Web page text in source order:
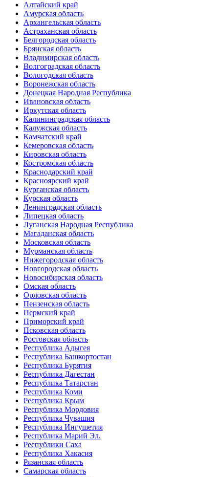
Алтайский край
Амурская область
Архангельская область
Астраханская область
Белгородская область
Брянская область
Владимирская область
Волгоградская область
Вологодская область
Воронежская область
Донецкая Народная Республика
Ивановская область
Иркутская область
Калининградская область
Калужская область
Камчатский край
Кемеровская область
Кировская область
Костромская область
Краснодарский край
Красноярский край
Курганская область
Курская область
Ленинградская область
Липецкая область
Луганская Народная Республика
Магаданская область
Московская область
Мурманская область
Нижегородская область
Новгородская область
Новосибирская область
Омская область
Орловская область
Пензенская область
Пермский край
Приморский край
Псковская область
Ростовская область
Республика Адыгея
Республика Башкортостан
Республика Бурятия
Республика Дагестан
Республика Татарстан
Республика Коми
Республика Крым
Республика Мордовия
Республика Чувашия
Республика Ингушетия
Республика Марий Эл.
Республики Саха
Республика Хакасия
Рязанская область
Самарская область